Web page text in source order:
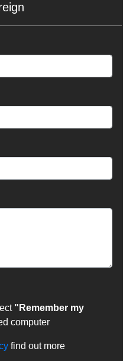
"Remember my
computer
find out more